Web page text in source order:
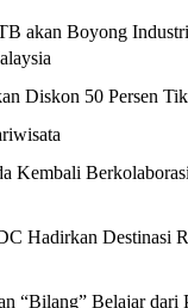
akan Boyong
Diskon 50 Persen
Kembali
Hadirkan Destinasi
“Bilang” Belajar dari